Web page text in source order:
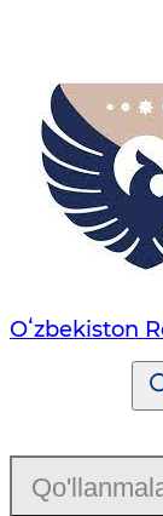
Oʻzbekiston